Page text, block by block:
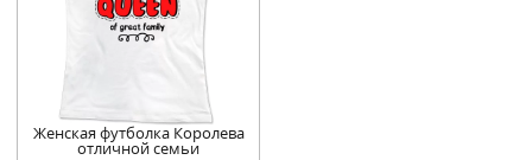
Женская футболка Королева
отличной семьи